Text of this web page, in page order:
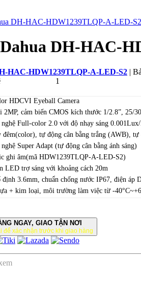
DH-HAC-HDW1239TLQP-A-LED-
DH-HAC-
HAC-HDW1239TLQP-A-LED-S2 |
1
HDCVI Eyeball Camera
2MP, cảm biến CMOS kích thước 1/2.8”, 25/
nghệ Full-color 2.0 với độ nhạy sáng
đêm(color), tự động cân bằng trắng (AWB),
Super Adapt (tự động cân bằng ánh sáng)
ghi âm(mã HDW1239TLQP-A-LED-S2)
LED trợ sáng với khoảng cách 20m
định 3.6mm, chuẩn chống nước IP67, điện áp
+ kim loại, môi trường làm việc từ -
NGAY, GIAO TẬN NƠI
để xác nhận trước khi giao hàng